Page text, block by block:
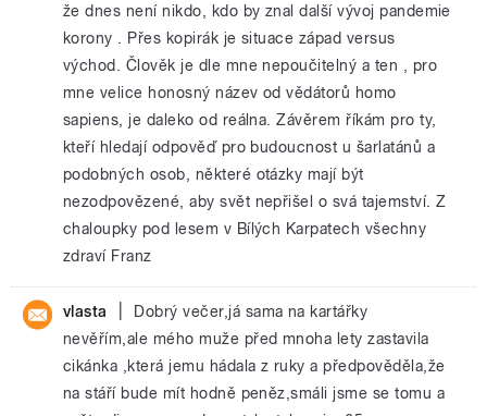
že dnes není nikdo, kdo by znal další vývoj pandemie
korony . Přes kopirák je situace západ versus
východ. Člověk je dle mne nepoučitelný a ten , pro
mne velice honosný název od vědátorů homo
sapiens, je daleko od reálna. Závěrem říkám pro ty,
kteří hledají odpověď pro budoucnost u šarlatánů a
podobných osob, některé otázky mají být
nezodpovězené, aby svět nepřišel o svá tajemství. Z
chaloupky pod lesem v Bílých Karpatech všechny
zdraví Franz
vlasta
Dobrý večer,já sama na kartářky
nevěřím,ale mého muže před mnoha lety zastavila
cikánka ,která jemu hádala z ruky a předpověděla,že
na stáří bude mít hodně peněz,smáli jsme se tomu a